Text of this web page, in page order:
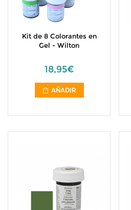
Kit de 8 Colorantes en
Gel - Wilton
18,95€
AÑADIR